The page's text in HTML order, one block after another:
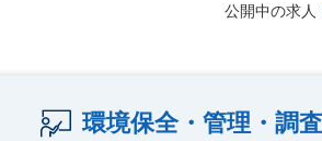
公開中の求人
環境保全・管理・調